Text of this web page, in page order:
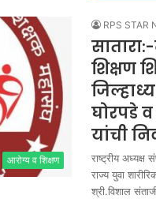
आरोग्य व शिक्षण
RPS STAR
शिक्षण
घोरपडे
यांची
राष्ट्रीय अध्यक्ष
राज्य युवा
श्री.विशाल